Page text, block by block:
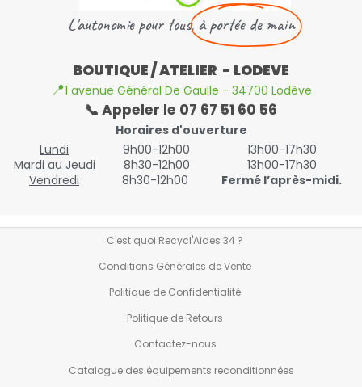
L'autonomie pour tous,à portée de main
BOUTIQUE / ATELIER - LODEVE
📍1 avenue Général De Gaulle - 34700 Lodève
📞 Appeler le 07 67 51 60 56
Horaires d'ouverture
Lundi
9h00-12h00
13h00-17h30
Mardi au Jeudi
8h30-12h00
13h00-17h30
Vendredi
8h30-12h00 Fermé l’après-midi.
C'est quoi Recycl'Aides 34 ?
Conditions Générales de Vente
Politique de Confidentialité
Politique de Retours
Contactez-nous
Catalogue des équipements reconditionnées